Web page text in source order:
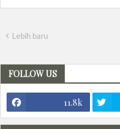
Lebih baru
FOLLOW US
11.8k